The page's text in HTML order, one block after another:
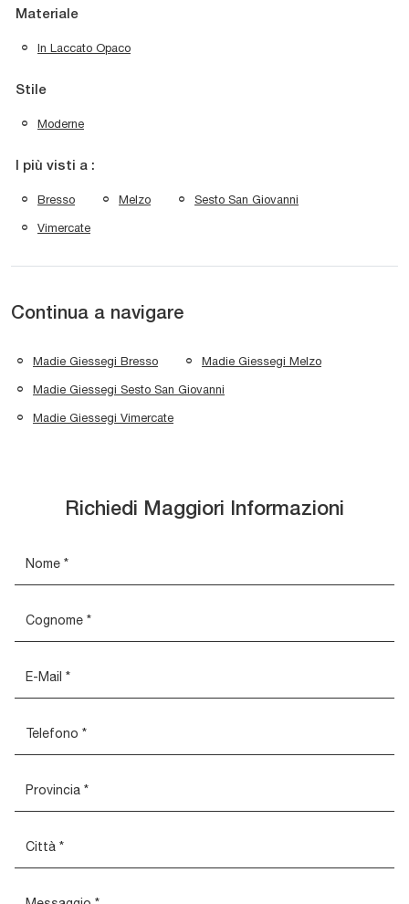
Materiale
In Laccato Opaco
Stile
Moderne
I più visti a :
Bresso Melzo Sesto San Giovanni
Vimercate
Continua a navigare
Madie Giessegi Bresso Madie Giessegi Melzo
Madie Giessegi Sesto San Giovanni
Madie Giessegi Vimercate
Richiedi Maggiori Informazioni